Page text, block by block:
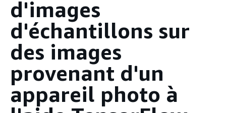
d'images
d'échantillons sur
des images
provenant d'un
appareil photo à